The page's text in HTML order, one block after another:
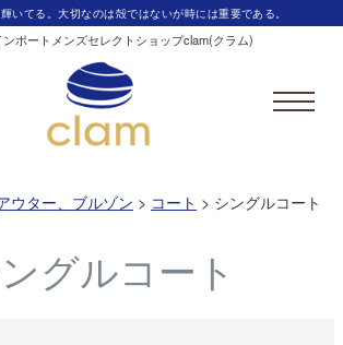
いてる。大切なのは殻ではないが時には重要である。
ポートメンズセレクトショップclam(クラム)
ウター、ブルゾン コート シングルコート
グルコート